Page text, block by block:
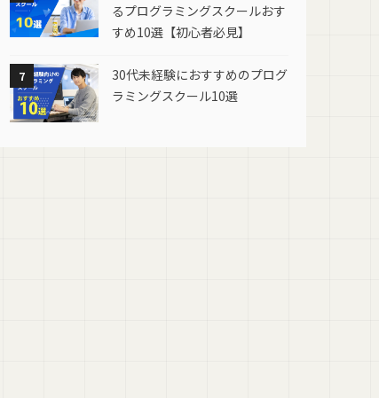
るプログラミングスクールおす
すめ10選【初心者必見】
7
30代未経験におすすめのプログ
ラミングスクール10選